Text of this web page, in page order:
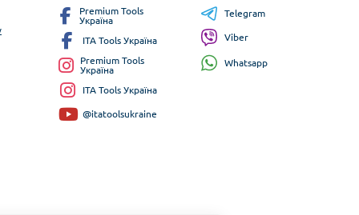
Premium Tools
Україна
ITA Tools Україна
Premium Tools
Україна
ITA Tools Україна
@itatoolsukraine
Telegram
Viber
Whatsapp